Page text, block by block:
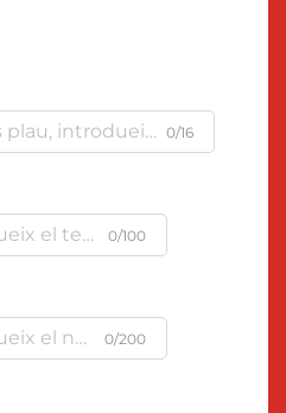
0/16
0/100
0/200